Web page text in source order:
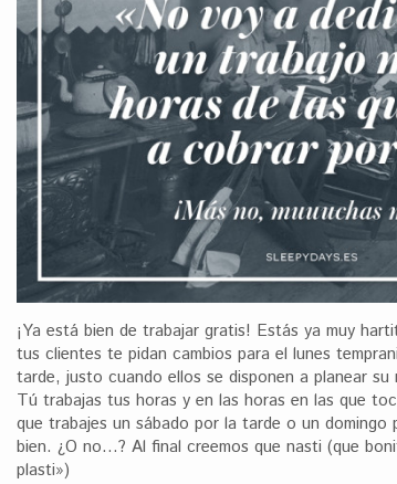
¡Ya está bien de trabajar gratis! Estás ya muy
tus clientes te pidan cambios para el lunes
tarde, justo cuando ellos se disponen a planear su
Tú trabajas tus horas y en las horas en las que
que trabajes un sábado por la tarde o un domingo
bien. ¿O no…? Al final creemos que nasti (que
plasti»)